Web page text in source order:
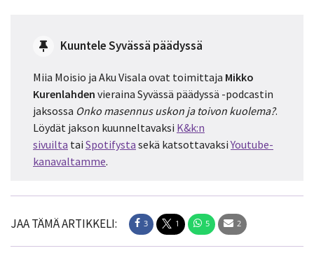
Kuuntele Syvässä päädyssä
Miia Moisio ja Aku Visala ovat toimittaja Mikko
Kurenlahden vieraina Syvässä päädyssä -podcastin
jaksossa Onko masennus uskon ja toivon kuolema?.
Löydät jakson kuunneltavaksi K&k:n
sivuilta tai Spotifysta sekä katsottavaksiYoutube-
kanavaltamme.
JAA TÄMÄ ARTIKKELI: 3 1 5 2